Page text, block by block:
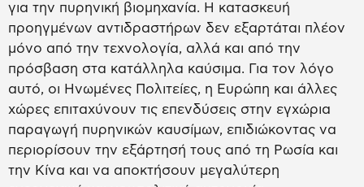
για την πυρηνική βιομηχανία. Η κατασκευή
προηγμένων αντιδραστήρων δεν εξαρτάται πλέον
μόνο από την τεχνολογία, αλλά και από την
πρόσβαση στα κατάλληλα καύσιμα. Για τον λόγο
αυτό, οι Ηνωμένες Πολιτείες, η Ευρώπη και άλλες
χώρες επιταχύνουν τις επενδύσεις στην εγχώρια
παραγωγή πυρηνικών καυσίμων, επιδιώκοντας να
περιορίσουν την εξάρτησή τους από τη Ρωσία και
την Κίνα και να αποκτήσουν μεγαλύτερη